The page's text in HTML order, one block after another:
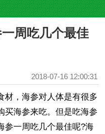
周吃几个最佳
2018-07-16 12:00:31
材，海参对人体是有很多
买海参来吃。但是吃海参
参一周吃几个最佳呢?海